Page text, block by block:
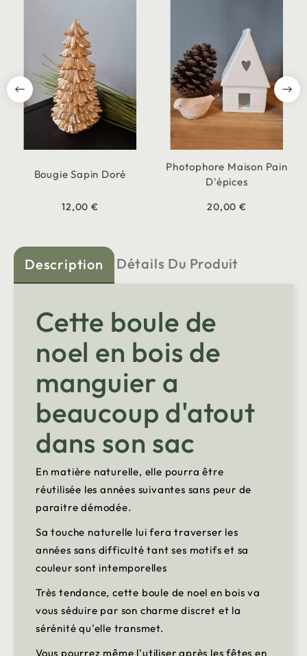
Bougie Sapin Doré
12,00 €
Photophore Maison Pain
D'épices
20,00 €
Description Détails Du Produit
Cette boule de
noel en bois de
manguier a
beaucoup d'atout
dans son sac
En matière naturelle, elle pourra être
réutilisée les années suivantes sans peur de
paraitre démodée.
Sa touche naturelle lui fera traverser les
années sans difficulté tant ses motifs et sa
couleur sont intemporelles
Très tendance, cette boule de noel en bois va
vous séduire par son charme discret et la
sérénité qu'elle transmet.
Vous pourrez même l'utiliser après les fêtes en